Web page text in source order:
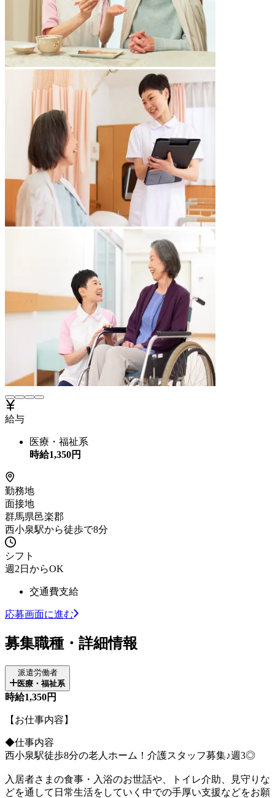
給与
医療・福祉系
時給1,350円
勤務地
面接地
群馬県邑楽郡
西小泉駅から徒歩で8分
シフト
週2日からOK
交通費支給
応募画面に進む
募集職種・詳細情報
派遣労働者
医療・福祉系
時給1,350円
【お仕事内容】
◆仕事内容
西小泉駅徒歩8分の老人ホーム！介護スタッフ募集♪週3◎
入居者さまの食事・入浴のお世話や、トイレ介助、見守りな
どを通して日常生活をしていく中での手厚い支援などをお願